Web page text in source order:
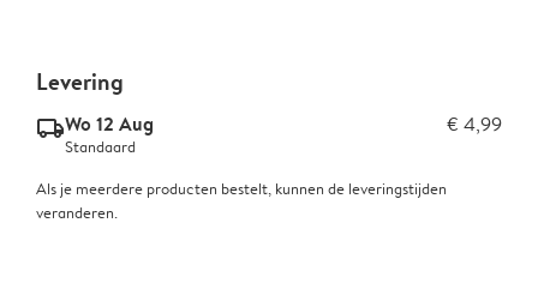
Levering
delivery_standard_v2Wo 12 Aug € 4,99
Standaard
Als je meerdere producten bestelt, kunnen de leveringstijden
veranderen.